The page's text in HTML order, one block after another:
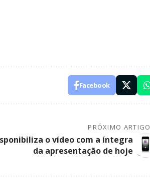
Facebook
PRÓXIMO ARTIGO
o vídeo com a íntegra
da apresentação de hoje